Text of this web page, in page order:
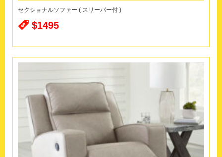
セクショナルソファー ( スリーパー付 )
$1495